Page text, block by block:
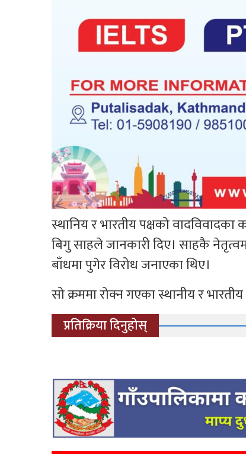
स्थानिय र भारतीय पक्षको
बिगु साहले जानकारी दिए। साहकै
बाँधमा पुगेर विरोध जनाएका थिए।
सो क्रममा रोक्न गएका स्थानीय र
प्रतिक्रिया दिनुहोस्